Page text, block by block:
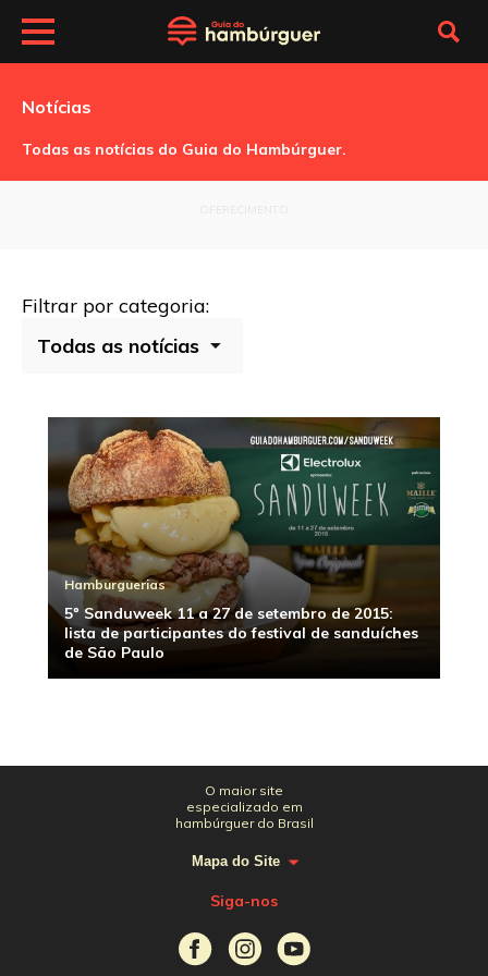
Notícias
Todas as notícias do Guia do Hambúrguer.
Filtrar por categoria:
Hamburguerias
5º Sanduweek 11 a 27 de setembro de 2015:
lista de participantes do festival de sanduíches
de São Paulo
O maior site
especializado em
hambúrguer do Brasil
Mapa do Site
Siga-nos